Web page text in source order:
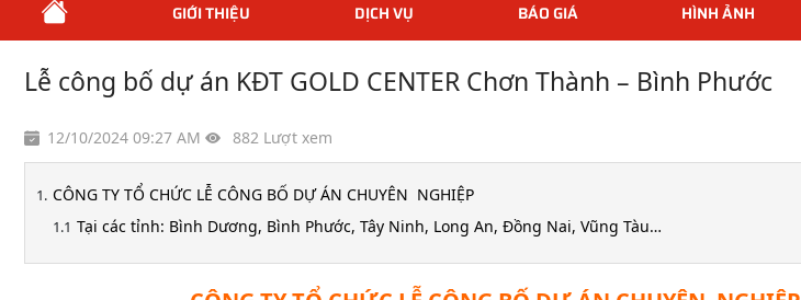
GIỚI THIỆU DỊCH VỤ BÁO GIÁ HÌNH ẢNH
Lễ công bố dự án KĐT GOLD CENTER Chơn Thành – Bình Phước
12/10/2024 09:27 AM 882 Lượt xem
CÔNG TY TỔ CHỨC LỄ CÔNG BỐ DỰ ÁN CHUYÊN NGHIỆP
Tại các tỉnh: Bình Dương, Bình Phước, Tây Ninh, Long An, Đồng Nai, Vũng Tàu…